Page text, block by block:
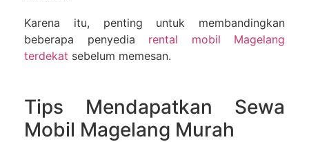
Karena itu, penting untuk membandingkan
beberapa penyedia rental mobil Magelang
terdekat sebelum memesan.
Tips Mendapatkan Sewa
Mobil Magelang Murah